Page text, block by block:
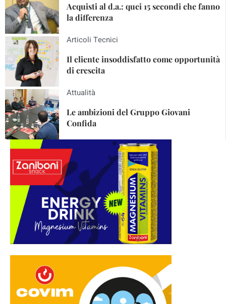
Acquisti al d.a.: quei 15 secondi che fanno
la differenza
Articoli Tecnici
Il cliente insoddisfatto come opportunità
di crescita
Attualità
Le ambizioni del Gruppo Giovani
Confida